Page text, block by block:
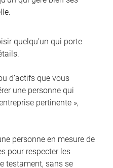
quelqu’un qui porte
d’actifs que vous
une personne qui
pertinente »,
personne en mesure de
pour respecter les
testament, sans se